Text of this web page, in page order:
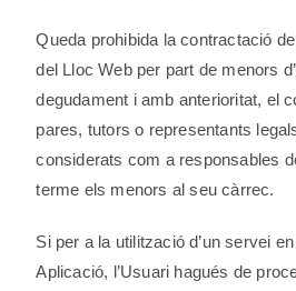
Queda prohibida la contractació
del Lloc Web per part de menors
degudament i amb anterioritat, el
pares, tutors o representants
considerats com a responsables
terme els menors al seu càrrec.
Si per a la utilització d’un servei
Aplicació, l’Usuari hagués de